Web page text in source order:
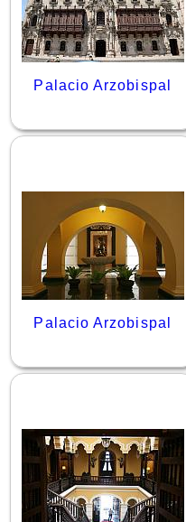
Palacio Arzobispal
Palacio Arzobispal